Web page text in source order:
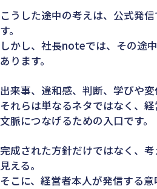
こうした途中の考えは、公式発
す。
しかし、社長noteでは、その途
あります。
出来事、違和感、判断、学びや変
それらは単なるネタではなく、
文脈につなげるための入口です。
完成された方針だけではなく、
見える。
そこに、経営者本人が発信する意